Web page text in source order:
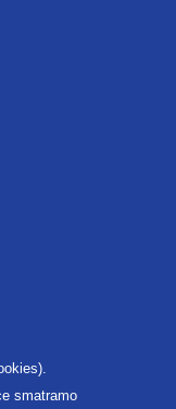
smatramo